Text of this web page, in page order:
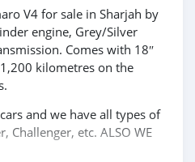
V4 for sale in Sharjah by
engine, Grey/Silver
Comes with 18″
kilometres on the
and we have all types of
Challenger, etc. ALSO WE